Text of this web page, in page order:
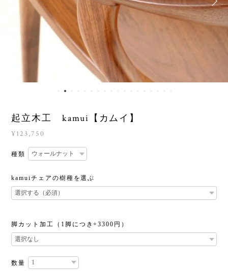
起立木工 kamui【カムイ】
¥123,750
種類
kamuiチェアの樹種を選ぶ
脚カット加工（1脚につき+3300円）
数量